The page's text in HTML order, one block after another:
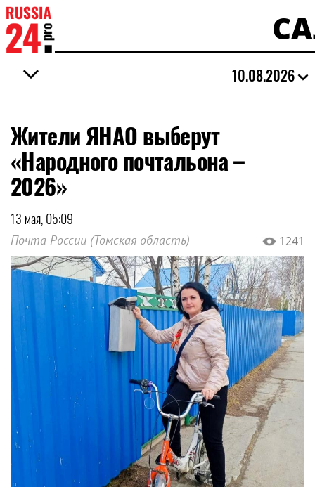
10.08.2026
Жители ЯНАО выберут
«Народного почтальона –
2026»
13 мая, 05:09
Почта России (Томская область) 1241